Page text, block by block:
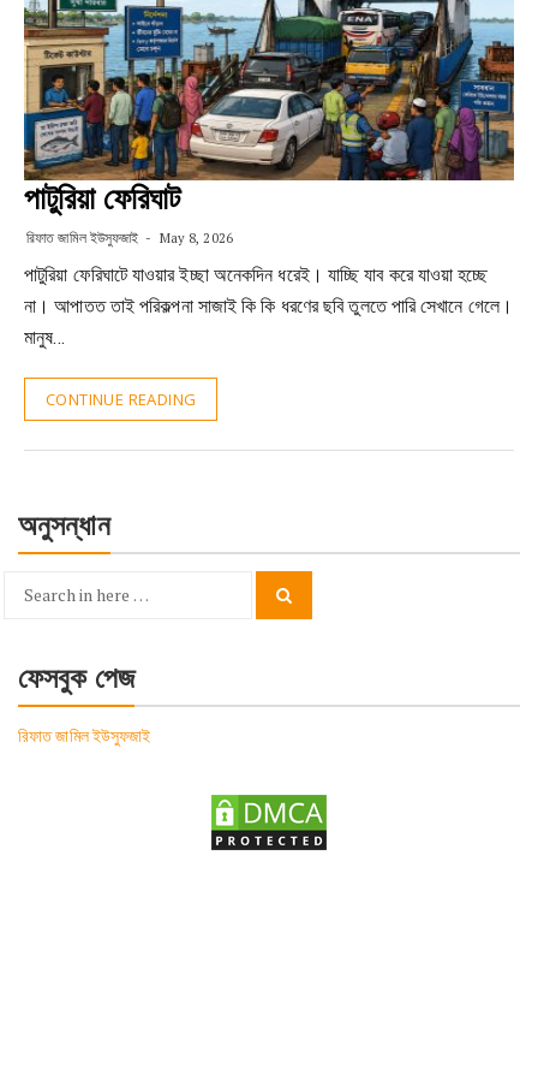
পাটুরিয়া ফেরিঘাট
রিফাত জামিল ইউসুফজাই May 8, 2026
পাটুরিয়া ফেরিঘাটে যাওয়ার ইচ্ছা অনেকদিন ধরেই। যাচ্ছি যাব করে যাওয়া হচ্ছে
না। আপাতত তাই পরিকল্পনা সাজাই কি কি ধরণের ছবি তুলতে পারি সেখানে গেলে।
মানুষ…
CONTINUE READING
অনুসন্ধান
Search
ফেসবুক পেজ
রিফাত জামিল ইউসুফজাই